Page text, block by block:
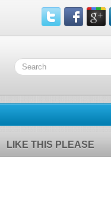
LIKE THIS PLEASE